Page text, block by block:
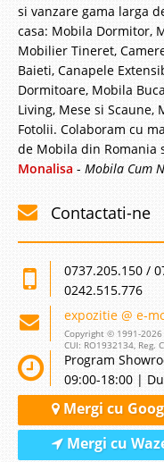
si vanzare gama larga
casa: Mobila Dormitor,
Mobilier Tineret,
Baieti, Canapele
Dormitoare, Mobila
Living, Mese si Scaune,
Fotolii. Colaboram cu
de Mobila din Romania
Monalisa - Mobila Cum
Contactati-ne
0737.205.150 /
0242.515.776
expozitie @ e-
Copyright © 1991-2026
CUI: RO1932134, Reg.
Program
09:00-18:00 |
Mergi cu
Mergi cu